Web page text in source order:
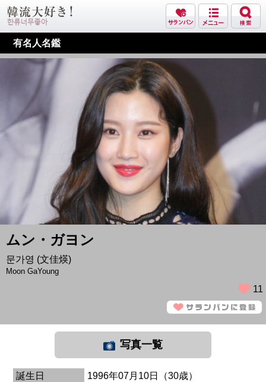
有名人名鑑
ムン・ガヨン
문가영 (文佳煐)
Moon GaYoung
11
写真一覧
誕生日
1996年07月10日（30歳）